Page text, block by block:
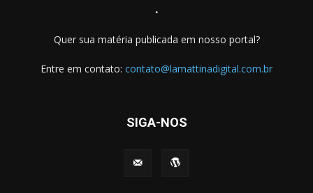
.
Quer sua matéria publicada em nosso portal?
Entre em contato: contato@lamattinadigital.com.br
SIGA-NOS